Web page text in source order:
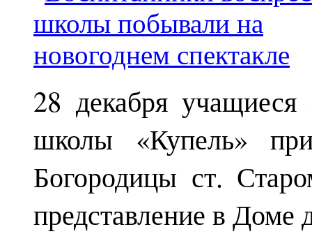
28 декабря
школы «Купель»
Богородицы ст.
представление в Доме